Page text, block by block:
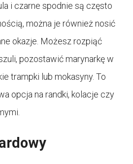
i czarne spodnie są często
można je również nosić
okazje. Możesz rozpiąć
pozostawić marynarkę w
trampki lub mokasyny. To
opcja na randki, kolacje czy